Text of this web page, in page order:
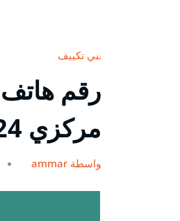
فني تكييف
مركزي 24 ساعة
بواسطة ammar